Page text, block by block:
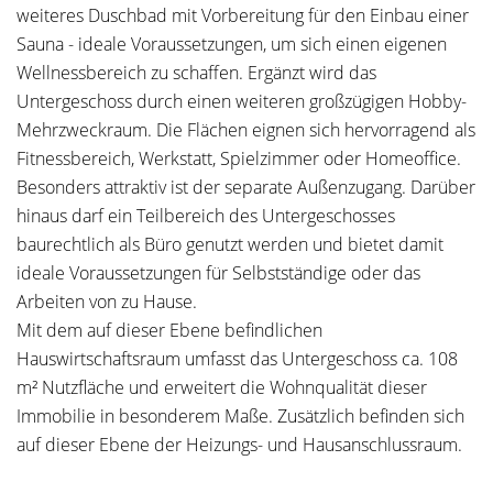
weiteres Duschbad mit Vorbereitung für den Einbau einer
Sauna - ideale Voraussetzungen, um sich einen eigenen
Wellnessbereich zu schaffen. Ergänzt wird das
Untergeschoss durch einen weiteren großzügigen Hobby-
Mehrzweckraum. Die Flächen eignen sich hervorragend als
Fitnessbereich, Werkstatt, Spielzimmer oder Homeoffice.
Besonders attraktiv ist der separate Außenzugang. Darüber
hinaus darf ein Teilbereich des Untergeschosses
baurechtlich als Büro genutzt werden und bietet damit
ideale Voraussetzungen für Selbstständige oder das
Arbeiten von zu Hause.
Mit dem auf dieser Ebene befindlichen
Hauswirtschaftsraum umfasst das Untergeschoss ca. 108
m² Nutzfläche und erweitert die Wohnqualität dieser
Immobilie in besonderem Maße. Zusätzlich befinden sich
auf dieser Ebene der Heizungs- und Hausanschlussraum.